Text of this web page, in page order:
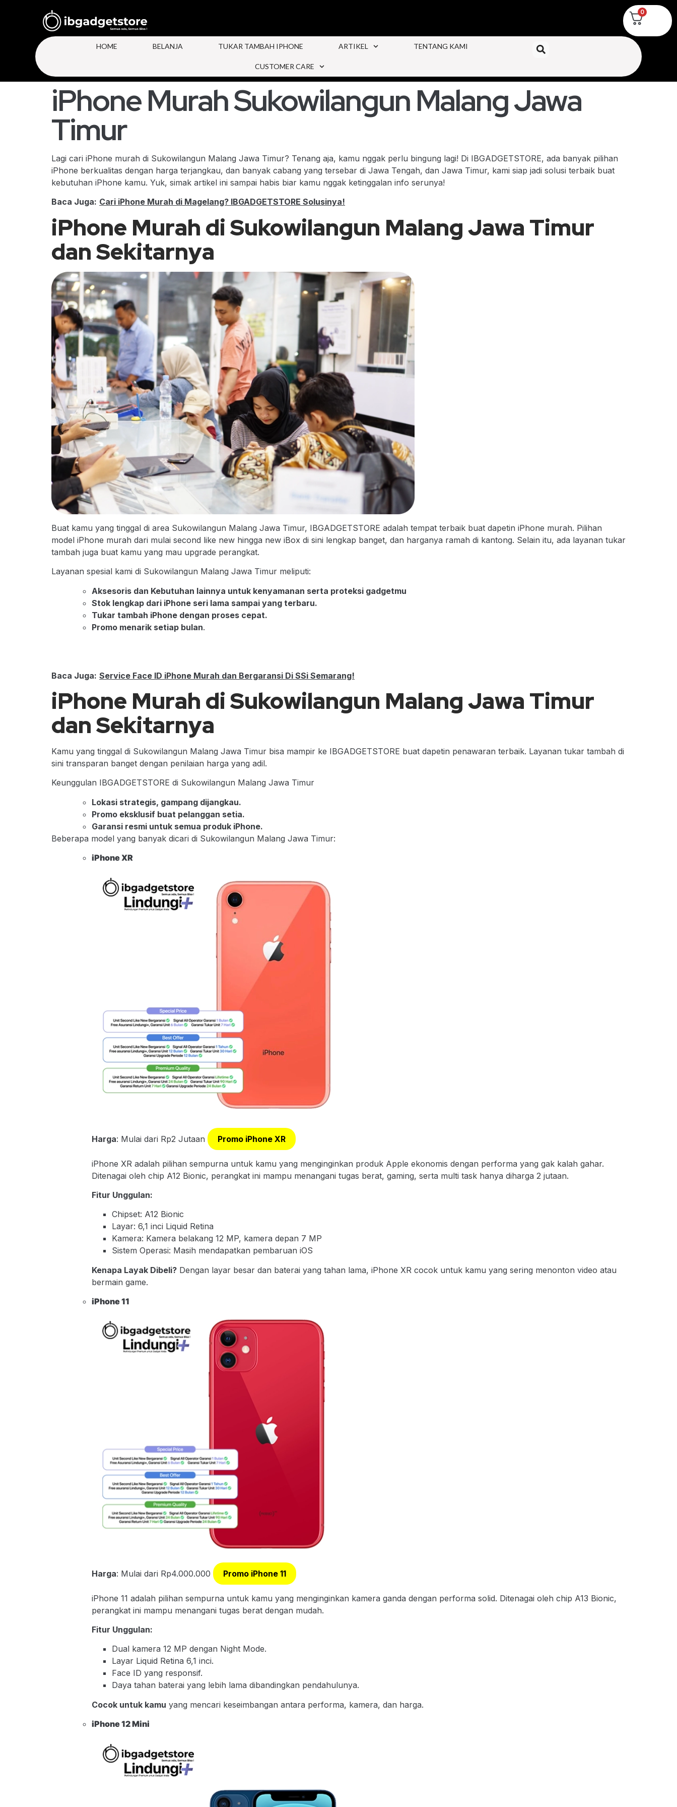
0
HOME BELANJA TUKAR TAMBAH IPHONE ARTIKEL TENTANG KAMI
CUSTOMER CARE
iPhone Murah Sukowilangun Malang Jawa
Timur
Lagi cari iPhone murah di Sukowilangun Malang Jawa Timur? Tenang aja, kamu nggak perlu bingung lagi! Di IBGADGETSTORE, ada banyak pilihan
iPhone berkualitas dengan harga terjangkau, dan banyak cabang yang tersebar di Jawa Tengah, dan Jawa Timur, kami siap jadi solusi terbaik buat
kebutuhan iPhone kamu. Yuk, simak artikel ini sampai habis biar kamu nggak ketinggalan info serunya!
Baca Juga: Cari iPhone Murah di Magelang? IBGADGETSTORE Solusinya!
iPhone Murah di Sukowilangun Malang Jawa Timur
dan Sekitarnya
Buat kamu yang tinggal di area Sukowilangun Malang Jawa Timur, IBGADGETSTORE adalah tempat terbaik buat dapetin iPhone murah. Pilihan
model iPhone murah dari mulai second like new hingga new iBox di sini lengkap banget, dan harganya ramah di kantong. Selain itu, ada layanan tukar
tambah juga buat kamu yang mau upgrade perangkat.
Layanan spesial kami di Sukowilangun Malang Jawa Timur meliputi:
Aksesoris dan Kebutuhan lainnya untuk kenyamanan serta proteksi gadgetmu
Stok lengkap dari iPhone seri lama sampai yang terbaru.
Tukar tambah iPhone dengan proses cepat.
Promo menarik setiap bulan.
Baca Juga: Service Face ID iPhone Murah dan Bergaransi Di SSi Semarang!
iPhone Murah di Sukowilangun Malang Jawa Timur
dan Sekitarnya
Kamu yang tinggal di Sukowilangun Malang Jawa Timur bisa mampir ke IBGADGETSTORE buat dapetin penawaran terbaik. Layanan tukar tambah di
sini transparan banget dengan penilaian harga yang adil.
Keunggulan IBGADGETSTORE di Sukowilangun Malang Jawa Timur
Lokasi strategis, gampang dijangkau.
Promo eksklusif buat pelanggan setia.
Garansi resmi untuk semua produk iPhone.
Beberapa model yang banyak dicari di Sukowilangun Malang Jawa Timur:
iPhone XR
Harga: Mulai dari Rp2 Jutaan Promo iPhone XR
iPhone XR adalah pilihan sempurna untuk kamu yang menginginkan produk Apple ekonomis dengan performa yang gak kalah gahar.
Ditenagai oleh chip A12 Bionic, perangkat ini mampu menangani tugas berat, gaming, serta multi task hanya diharga 2 jutaan.
Fitur Unggulan:
Chipset: A12 Bionic
Layar: 6,1 inci Liquid Retina
Kamera: Kamera belakang 12 MP, kamera depan 7 MP
Sistem Operasi: Masih mendapatkan pembaruan iOS
Kenapa Layak Dibeli? Dengan layar besar dan baterai yang tahan lama, iPhone XR cocok untuk kamu yang sering menonton video atau
bermain game.
iPhone 11
Harga: Mulai dari Rp4.000.000 Promo iPhone 11
iPhone 11 adalah pilihan sempurna untuk kamu yang menginginkan kamera ganda dengan performa solid. Ditenagai oleh chip A13 Bionic,
perangkat ini mampu menangani tugas berat dengan mudah.
Fitur Unggulan:
Dual kamera 12 MP dengan Night Mode.
Layar Liquid Retina 6,1 inci.
Face ID yang responsif.
Daya tahan baterai yang lebih lama dibandingkan pendahulunya.
Cocok untuk kamu yang mencari keseimbangan antara performa, kamera, dan harga.
iPhone 12 Mini